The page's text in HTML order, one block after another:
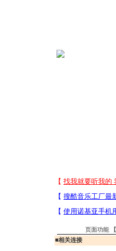
页面功能 【
■相关连接